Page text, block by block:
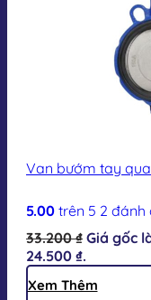
Van bướm tay
5.00 trên 5 2 đánh
33.200₫ Giá gốc
24.500 ₫.
Xem Thêm